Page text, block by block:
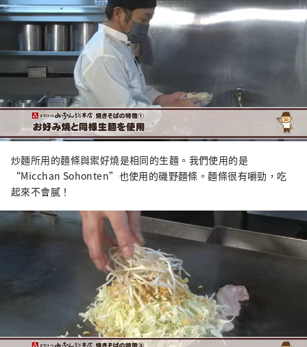
炒麵所用的麵條與禦好燒是相同的生麵。我們使用的是
“Micchan Sohonten”也使用的磯野麵條。麵條很有嚼勁，吃
起來不會膩！